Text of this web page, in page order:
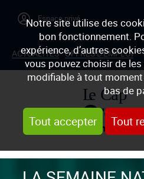
Notre site utilise des
bon fonctionnement.
expérience, d’autres
vous pouvez choisir de
modifiable à tout moment
bas de
Tout accepter Tout
ACTUALITÉS OFFRES D'EMPLOI